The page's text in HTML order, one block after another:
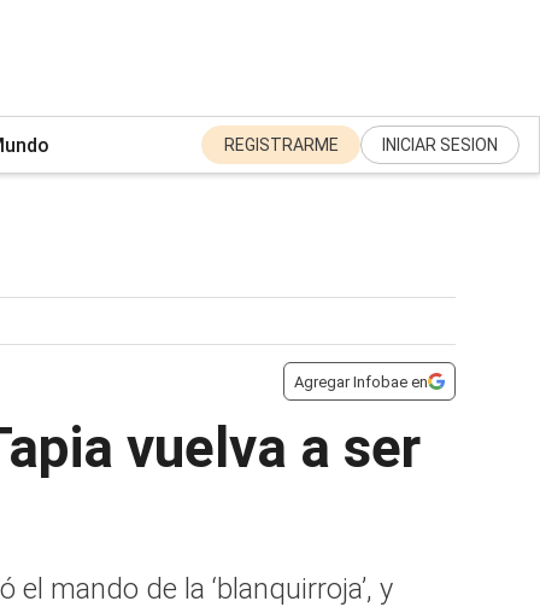
REGISTRARME INICIAR SESION
Agregar Infobae en
vuelva a ser
mando de la ‘blanquirroja’, y